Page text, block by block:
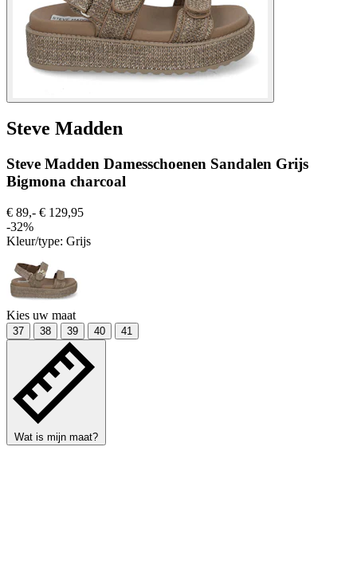
Steve Madden
Steve Madden Damesschoenen Sandalen Grijs
Bigmona charcoal
€ 89,- € 129,95
-32%
Kleur/type: Grijs
Kies uw maat
37 38 39 40 41
Wat is mijn maat?